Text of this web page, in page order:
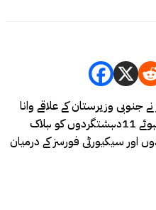
جنوبی وزیرستان کے علاقے وانا
میں انٹیلی جنس بیسڈ آپریشن کرتے ہوئے 11دہشتگردوں کو ہلاک
اور سیکیورٹی فورسز کے درمیان